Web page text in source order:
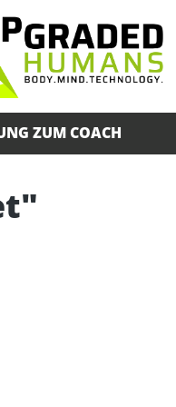
ZUM COACH